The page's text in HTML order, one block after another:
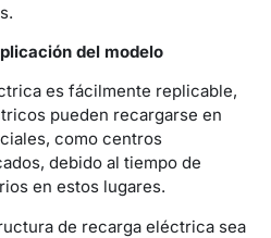
del modelo
es fácilmente replicable,
pueden recargarse en
como centros
debido al tiempo de
en estos lugares.
de recarga eléctrica sea